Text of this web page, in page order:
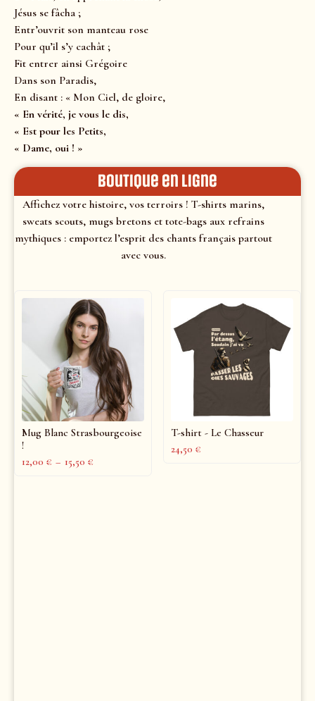
Jésus se fâcha ;
Entr’ouvrit son manteau rose
Pour qu’il s’y cachât ;
Fit entrer ainsi Grégoire
Dans son Paradis,
En disant : « Mon Ciel, de gloire,
« En vérité, je vous le dis,
« Est pour les Petits,
« Dame, oui ! »
Boutique en ligne
Affichez votre histoire, vos terroirs ! T-shirts marins,
sweats scouts, mugs bretons et tote-bags aux refrains
mythiques : emportez l’esprit des chants français partout
avec vous.
Mug Blanc Strasbourgeoise
!
12,00 € – 15,50 €
T-shirt - Le Chasseur
24,50 €